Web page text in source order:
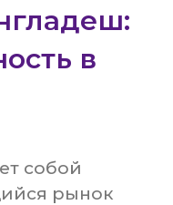
в
собой
рынок